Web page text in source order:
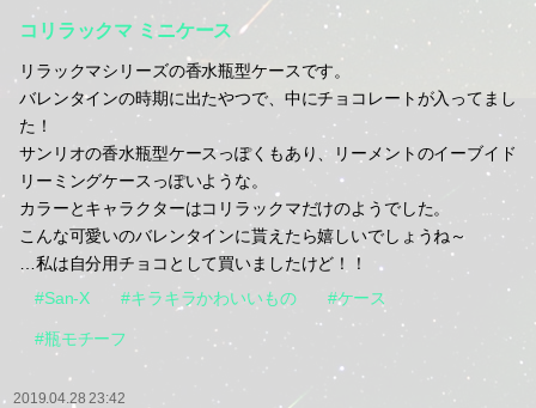
コリラックマ ミニケース
リラックマシリーズの香水瓶型ケースです。
バレンタインの時期に出たやつで、中にチョコレートが入ってまし
た！
サンリオの香水瓶型ケースっぽくもあり、リーメントのイーブイド
リーミングケースっぽいような。
カラーとキャラクターはコリラックマだけのようでした。
こんな可愛いのバレンタインに貰えたら嬉しいでしょうね～
…私は自分用チョコとして買いましたけど！！
#San-X
#キラキラかわいいもの #ケース
#瓶モチーフ
2019.04.28 23:42